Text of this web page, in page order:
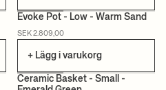
Evoke Pot - Low - Warm Sand
SEK 2.809,00
+ Lägg i varukorg
Ceramic Basket - Small -